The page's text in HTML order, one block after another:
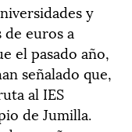
y
euros a
el pasado año,
señalado que,
al IES
de Jumilla.